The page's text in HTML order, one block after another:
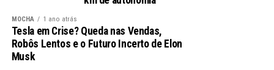
Melhores Momentos no Futebol
Roberto Carlos é amplamente reconhecido não apenas
por sua habilidade defensiva, mas também por sua
MOCHA 1 ano atrás
Tesla em Crise? Queda nas Vendas,
Robôs Lentos e o Futuro Incerto de Elon
Musk